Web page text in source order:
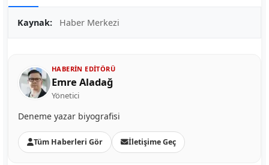
Kaynak: Haber Merkezi
HABERIN EDITÖRÜ
Emre Aladağ
Yönetici
Deneme yazar biyografisi
Tüm Haberleri Gör İletişime Geç